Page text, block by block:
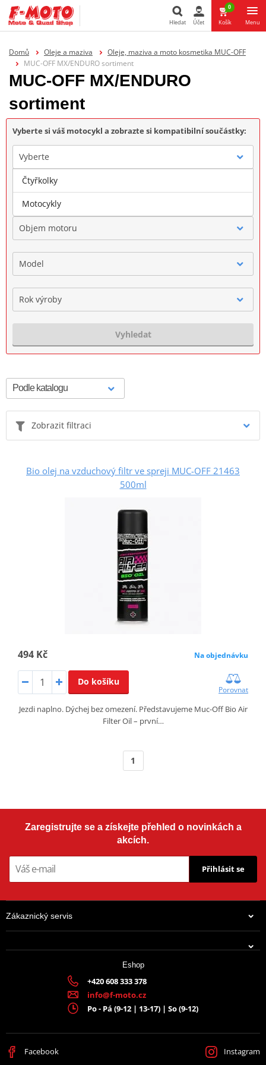
Hledat
Hledat Účet
0
Košík Menu
Domů Oleje a maziva
Oleje, maziva a moto kosmetika MUC-OFF
MUC-OFF MX/ENDURO sortiment
MUC-OFF MX/ENDURO
sortiment
Vyberte si váš motocykl a zobrazte si kompatibilní součástky:
Vyberte
Značka
Objem motoru
Model
Rok výroby
Vyhledat
Zobrazit filtraci
Bio olej na vzduchový filtr ve spreji MUC-OFF 21463
500ml
494 Kč Na objednávku
Do košíku
Porovnat
Jezdi naplno. Dýchej bez omezení. Představujeme Muc-Off Bio Air
Filter Oil – první…
1
Zaregistrujte se a získejte přehled o novinkách a
akcích.
Přihlásit se
Zákaznický servis
Eshop
+420 608 333 378
info@f-moto.cz
Po - Pá (9-12 | 13-17) | So (9-12)
Facebook Instagram
Čtyřkolky
Motocykly